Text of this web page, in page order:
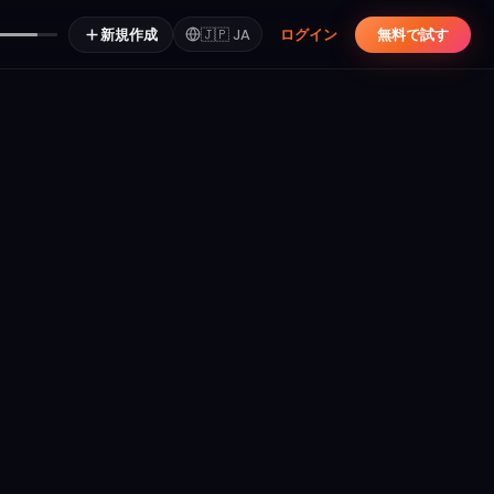
新規作成 🇯🇵 JA ログイン 無料で試す